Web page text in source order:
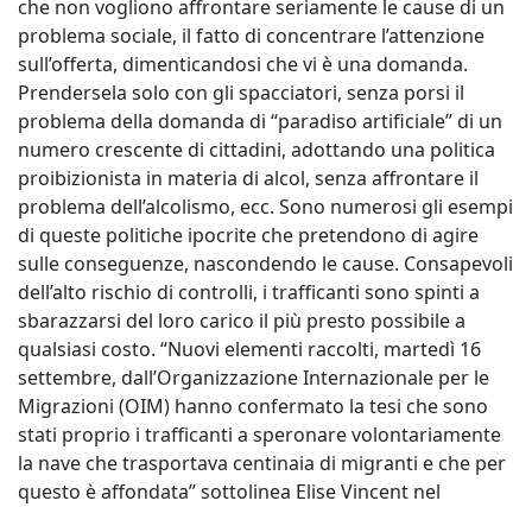
che non vogliono affrontare seriamente le cause di un
problema sociale, il fatto di concentrare l’attenzione
sull’offerta, dimenticandosi che vi è una domanda.
Prendersela solo con gli spacciatori, senza porsi il
problema della domanda di “paradiso artificiale” di un
numero crescente di cittadini, adottando una politica
proibizionista in materia di alcol, senza affrontare il
problema dell’alcolismo, ecc. Sono numerosi gli esempi
di queste politiche ipocrite che pretendono di agire
sulle conseguenze, nascondendo le cause. Consapevoli
dell’alto rischio di controlli, i trafficanti sono spinti a
sbarazzarsi del loro carico il più presto possibile a
qualsiasi costo. “Nuovi elementi raccolti, martedì 16
settembre, dall’Organizzazione Internazionale per le
Migrazioni (OIM) hanno confermato la tesi che sono
stati proprio i trafficanti a speronare volontariamente
la nave che trasportava centinaia di migranti e che per
questo è affondata” sottolinea Elise Vincent nel